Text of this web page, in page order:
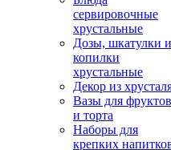
сервировочные
хрустальные
Дозы, шкатулки и
копилки
хрустальные
Декор из
Вазы для фруктов
и торта
Наборы для
крепких